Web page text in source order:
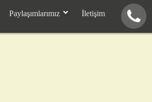
Paylaşımlarımız İletişim